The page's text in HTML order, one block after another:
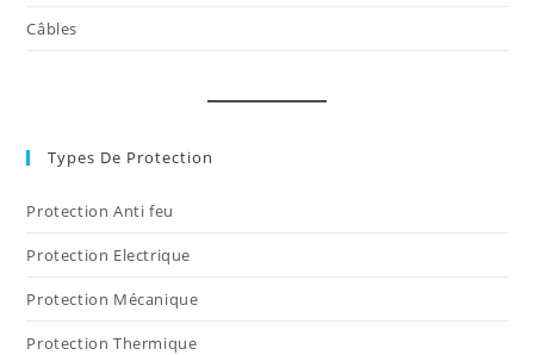
Câbles
Types De Protection
Protection Anti feu
Protection Electrique
Protection Mécanique
Protection Thermique